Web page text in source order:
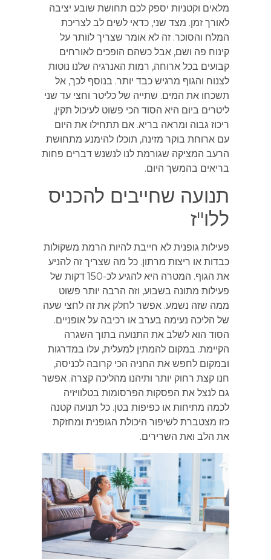
מלאים וקטניות יספק לכם תחושת שובע יציבה
לאורך זמן. מצד שני, כדאי לשים לב לצריכת
המלח והסוכר. זה לא אומר שצריך לוותר על
קינוח פה ושם, אבל כשהם הופכים לאורחים
קבועים בכל ארוחה, רמות האנרגיה שלנו נוטות
לצנוח והגוף מרגיש כבד יותר. בנוסף לכך, אל
תשכחו את המים. שתייה של כליטר וחצי עד שני
ליטרים ביום היא הסוד הכי פשוט לעיכול תקין,
ריכוז גבוה ומראה בריא. אם תתחילו את היום
עם ארוחת בוקר מזינה, תוכלו להימנע מתחושת
הרעב המציקה שגורמת לנו לנשנש דברים פחות
בריאים בהמשך היום.
תנועה שחייבים להכניס
ללו"ז
פעילות גופנית לא חייבת להיות הרמת משקולות
כבדות או ריצות מרתון. כל מה שצריך זה להניע
את הגוף. המטרה היא להגיע לכ-150 דקות של
פעילות מתונה בשבוע, וזה הרבה יותר פשוט
ממה שזה נשמע. אפשר לחלק את זה לחצי שעה
של הליכה נעימה בערב או רכיבה על אופניים.
הסוד הוא לשלב את התנועה בתוך השגרה
הקיימת. במקום להמתין למעלית, עלו במדרגות
ובמקום לחפש את החניה הכי קרובה לכניסה,
חנו קצת רחוק יותר ותיהנו מהליכה קצרה. אפשר
גם לנצל את הפסקות הפרסומות בטלוויזיה
לכמה מתיחות או כפיפות בטן. כל תנועה קטנה
כזו מצטברת לשיפור היכולת הגופנית ומחזקת
את הלב ואת השרירים.